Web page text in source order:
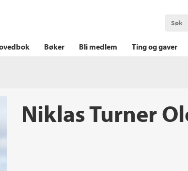
Bøker Bli medlem Ting og gaver
Niklas Turner